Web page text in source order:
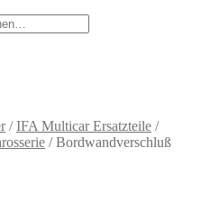
/IFA Multicar Ersatzteile /
/Bordwandverschluß